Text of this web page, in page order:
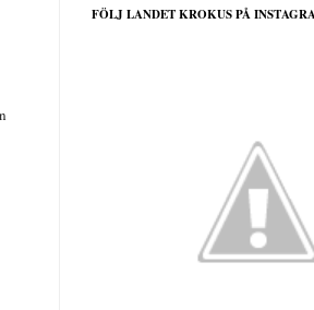
FÖLJ LANDET KROKUS PÅ